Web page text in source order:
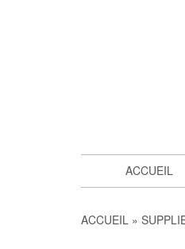
ACCUEIL
ACCUEIL